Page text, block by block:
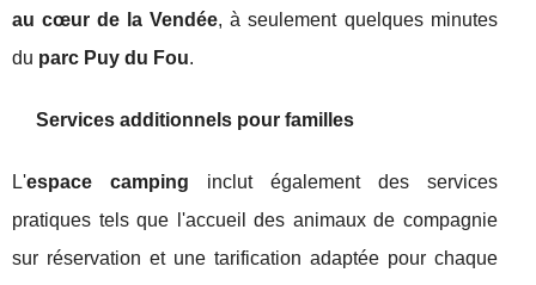
au cœur de la Vendée, à seulement quelques minutes
du parc Puy du Fou.
Services additionnels pour familles
L'espace camping inclut également des services
pratiques tels que l'accueil des animaux de compagnie
sur réservation et une tarification adaptée pour chaque